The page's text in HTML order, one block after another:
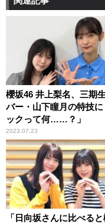
櫻坂46 井上梨名、三期
バー・山下瞳月の特技に
ックって何……？」
2023.07.23
「日向坂さんに比べる